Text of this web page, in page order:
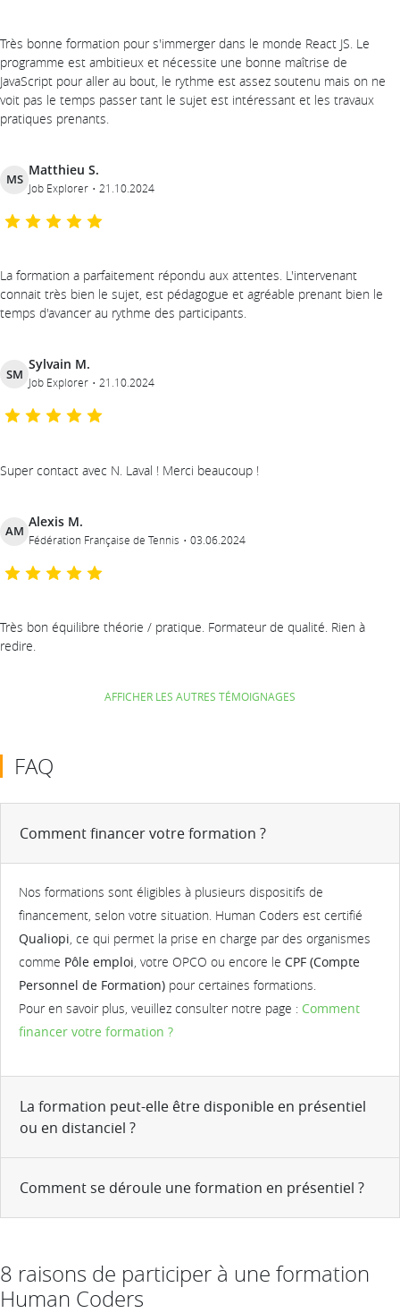
Très bonne formation pour s'immerger dans le monde React JS. Le
programme est ambitieux et nécessite une bonne maîtrise de
JavaScript pour aller au bout, le rythme est assez soutenu mais on ne
voit pas le temps passer tant le sujet est intéressant et les travaux
pratiques prenants.
MS
Matthieu S.
Job Explorer 21.10.2024
La formation a parfaitement répondu aux attentes. L'intervenant
connait très bien le sujet, est pédagogue et agréable prenant bien le
temps d'avancer au rythme des participants.
SM
Sylvain M.
Job Explorer 21.10.2024
Super contact avec N. Laval ! Merci beaucoup !
AM
Alexis M.
Fédération Française de Tennis 03.06.2024
Très bon équilibre théorie / pratique. Formateur de qualité. Rien à
redire.
AFFICHER LES AUTRES TÉMOIGNAGES
FAQ
Comment financer votre formation ?
Nos formations sont éligibles à plusieurs dispositifs de
financement, selon votre situation. Human Coders est certifié
Qualiopi, ce qui permet la prise en charge par des organismes
comme Pôle emploi, votre OPCO ou encore le CPF (Compte
Personnel de Formation) pour certaines formations.
Pour en savoir plus, veuillez consulter notre page : Comment
financer votre formation ?
La formation peut-elle être disponible en présentiel
ou en distanciel ?
Comment se déroule une formation en présentiel ?
8 raisons de participer à une formation
Human Coders